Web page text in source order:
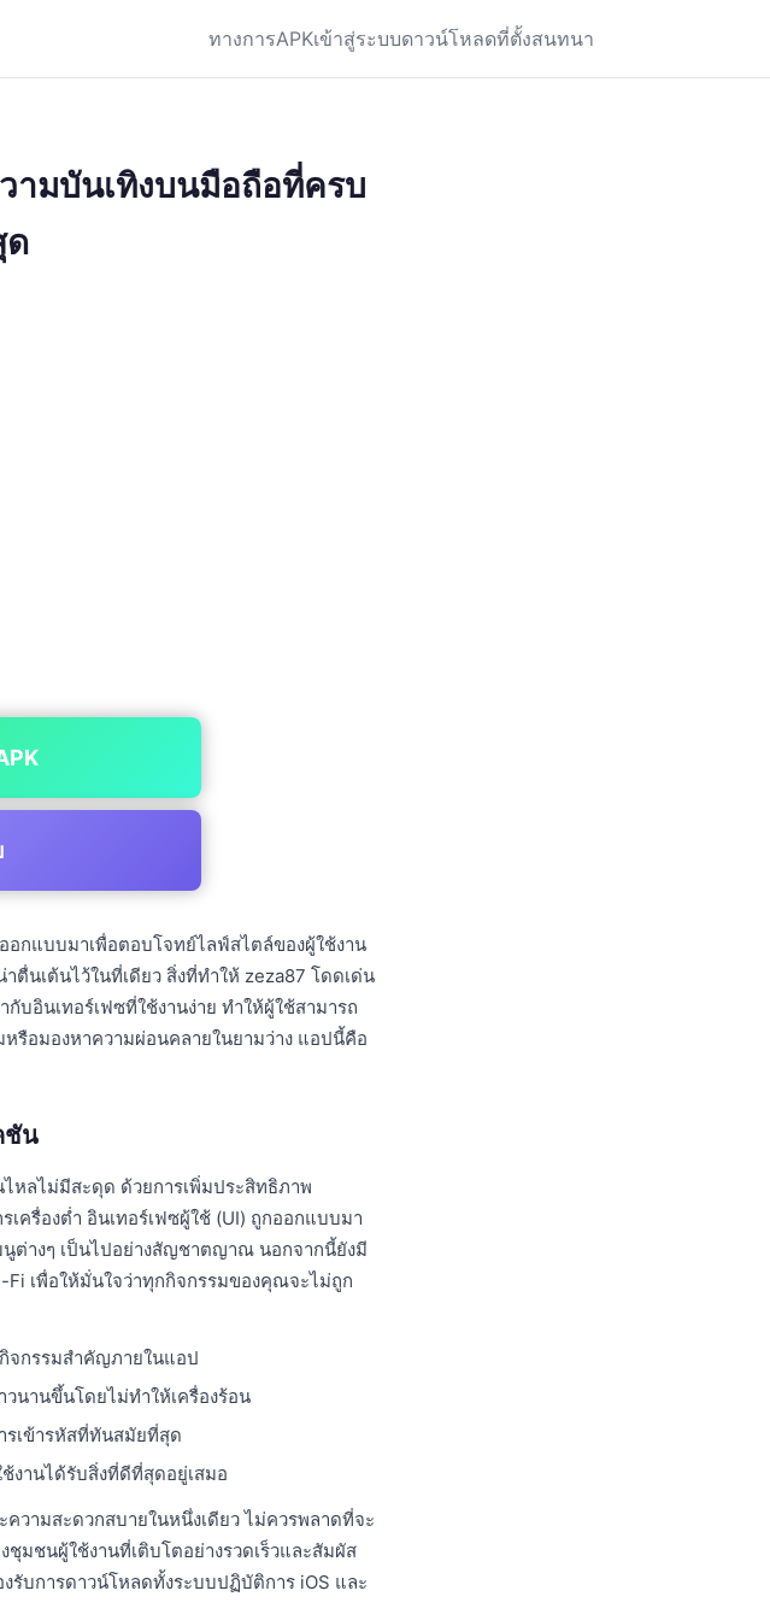
ทางการAPKเข้าสู่ระบบดาวน์โหลดที่ตั้งสนทนา
มบันเทิงบนมือถือที่ครบ
ด
กแบบมาเพื่อตอบโจทย์ไลฟ์สไตล์ของผู้ใช้งาน
นเต้นไว้ในที่เดียว สิ่งที่ทำให้ zeza87 โดดเด่น
บอินเทอร์เฟซที่ใช้งานง่าย ทำให้ผู้ใช้สามารถ
รือมองหาความผ่อนคลายในยามว่าง แอปนี้คือ
ชัน
หลไม่มีสะดุด ด้วยการเพิ่มประสิทธิภาพ
ครื่องต่ำ อินเทอร์เฟซผู้ใช้ (UI) ถูกออกแบบมา
นูต่างๆ เป็นไปอย่างสัญชาตญาณ นอกจากนี้ยังมี
Fi เพื่อให้มั่นใจว่าทุกกิจกรรมของคุณจะไม่ถูก
จกรรมสำคัญภายในแอป
นานขึ้นโดยไม่ทำให้เครื่องร้อน
เข้ารหัสที่ทันสมัยที่สุด
ช้งานได้รับสิ่งที่ดีที่สุดอยู่เสมอ
ามสะดวกสบายในหนึ่งเดียว ไม่ควรพลาดที่จะ
มชนผู้ใช้งานที่เติบโตอย่างรวดเร็วและสัมผัส
รับการดาวน์โหลดทั้งระบบปฏิบัติการ iOS และ